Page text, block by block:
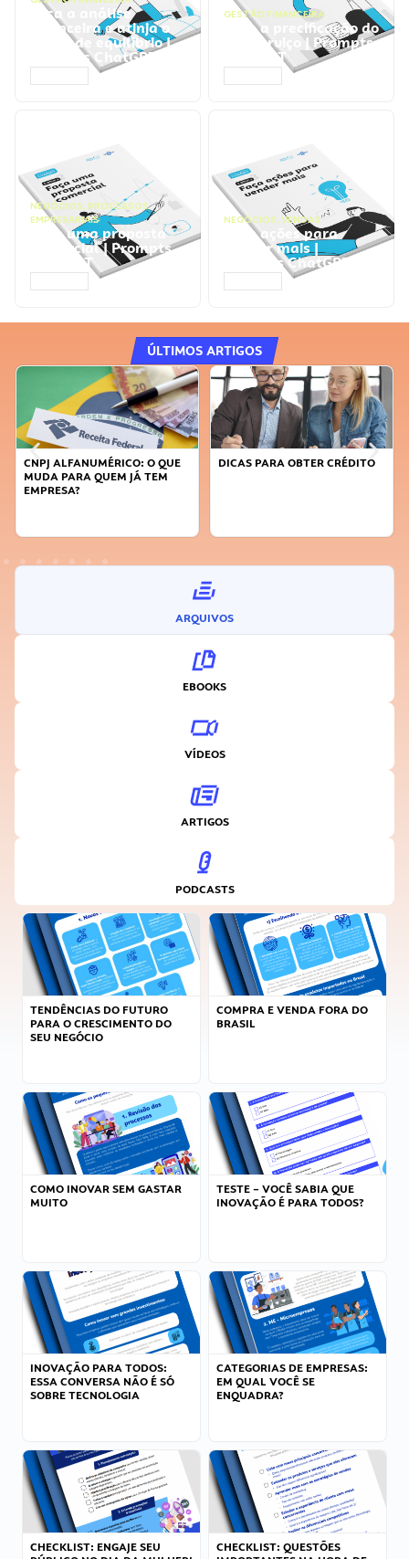
Faça a análise
financeira e atinja o
ponto de equilíbrio |
Prompts ChatGPT
GESTÃO FINANCEIRA
Faça a precificação do
seu serviço | Prompts
ChatGPT
NEGÓCIOS, PROCESSOS
EMPRESARIAIS
Faça uma proposta
comercial | Prompts
ChatGPT
NEGÓCIOS, VENDAS
Faça ações para
vender mais |
Prompts ChatGPT
ÚLTIMOS ARTIGOS
CNPJ ALFANUMÉRICO: O QUE
MUDA PARA QUEM JÁ TEM
EMPRESA?
DICAS PARA OBTER CRÉDITO
ARQUIVOS
EBOOKS
VÍDEOS
ARTIGOS
PODCASTS
TENDÊNCIAS DO FUTURO
PARA O CRESCIMENTO DO
SEU NEGÓCIO
COMPRA E VENDA FORA DO
BRASIL
COMO INOVAR SEM GASTAR
MUITO
TESTE – VOCÊ SABIA QUE
INOVAÇÃO É PARA TODOS?
INOVAÇÃO PARA TODOS:
ESSA CONVERSA NÃO É SÓ
SOBRE TECNOLOGIA
CATEGORIAS DE EMPRESAS:
EM QUAL VOCÊ SE
ENQUADRA?
CHECKLIST: ENGAJE SEU
CHECKLIST: QUESTÕES